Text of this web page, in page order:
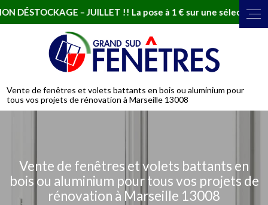
– JUILLET !! La pose à 1 € sur une sélection de
Vente de fenêtres et volets battants en bois ou aluminium pour
tous vos projets de rénovation à Marseille 13008
Vente de fenêtres et volets battants en
bois ou aluminium pour tous vos projets de
rénovation à Marseille 13008